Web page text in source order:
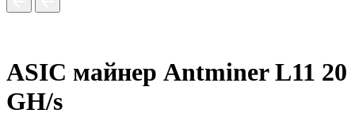
ASIC майнер Antminer L11 20
GH/s